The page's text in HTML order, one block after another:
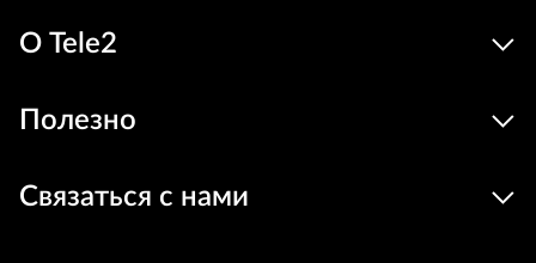
О Tele2
Полезно
Связаться с нами